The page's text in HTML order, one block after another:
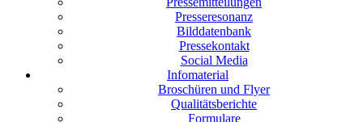
Presseresonanz
Bilddatenbank
Pressekontakt
Social Media
Infomaterial
Broschüren und Flyer
Qualitätsberichte
Formulare